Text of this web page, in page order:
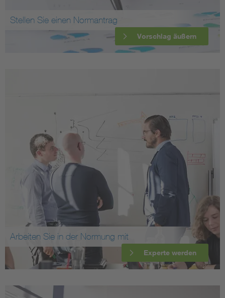
Stellen Sie einen Normantrag
Vorschlag äußern
Arbeiten Sie in der Normung mit
Experte werden